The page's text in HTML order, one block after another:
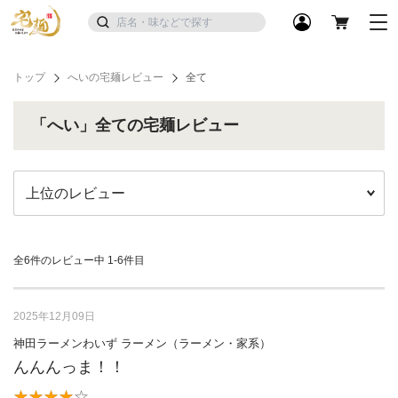
トップ へいの宅麺レビュー 全て
「へい」全ての宅麺レビュー
全6件のレビュー中 1-6件目
2025年12月09日
神田ラーメンわいず ラーメン（ラーメン・家系）
んんんっま！！